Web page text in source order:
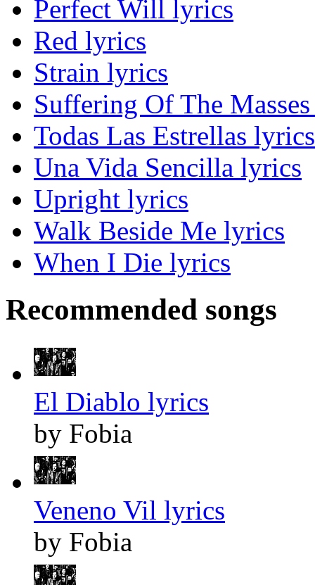
Perfect Will lyrics
Red lyrics
Strain lyrics
Suffering Of The
Todas Las Estrellas lyrics
Una Vida Sencilla lyrics
Upright lyrics
Walk Beside Me lyrics
When I Die lyrics
Recommended songs
El Diablo lyrics
by Fobia
Veneno Vil lyrics
by Fobia